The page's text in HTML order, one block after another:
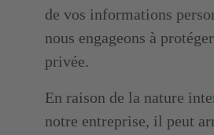
de vos informations
nous engageons à
privée.
En raison de la nature
notre entreprise, il peut